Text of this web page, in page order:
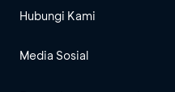
Hubungi Kami
Media Sosial